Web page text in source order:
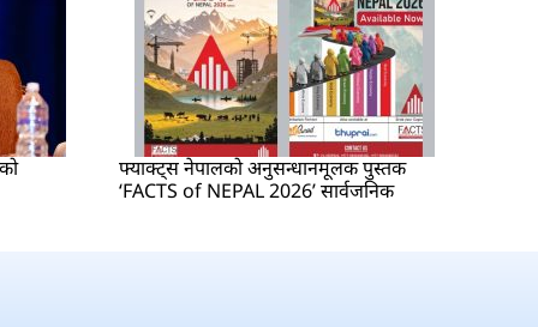
फ्याक्ट्स नेपालको अनुसन्धानमूलक पुस्तक
‘FACTS of NEPAL 2026’ सार्वजनिक